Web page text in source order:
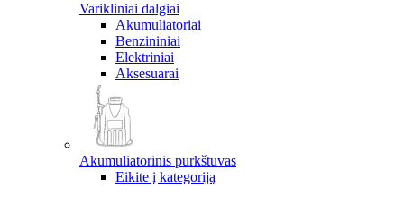
Varikliniai dalgiai
Akumuliatoriai
Benzininiai
Elektriniai
Aksesuarai
Akumuliatorinis purkštuvas
Eikite į kategoriją